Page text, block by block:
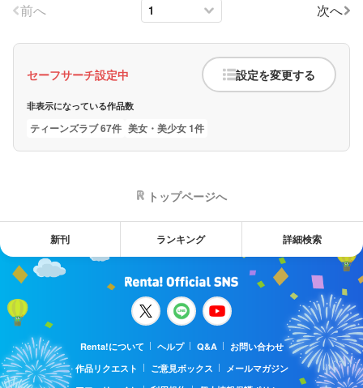
前へ 次へ
セーフサーチ設定中 設定を変更する
非表示になっている作品数
ティーンズラブ 67件 美女・美少女 1件
トップページへ
新刊 ランキング 詳細検索
Renta!について ヘルプ Q&A
お問い合わせ
作品リクエスト
ご意見ボックス
メールマガジン